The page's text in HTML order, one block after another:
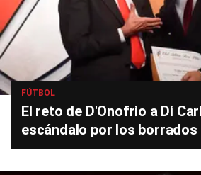
FÚTBOL
El reto de D'Onofrio a Di
escándalo por los borrados